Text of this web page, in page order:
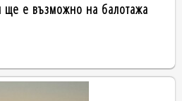
ще е възможно на балотажа